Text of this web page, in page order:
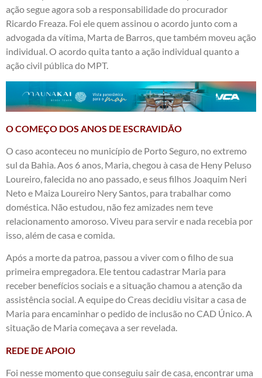
ação segue agora sob a responsabilidade do procurador
Ricardo Freaza. Foi ele quem assinou o acordo junto com a
advogada da vítima, Marta de Barros, que também moveu ação
individual. O acordo quita tanto a ação individual quanto a
ação civil pública do MPT.
O COMEÇO DOS ANOS DE ESCRAVIDÃO
O caso aconteceu no município de Porto Seguro, no extremo
sul da Bahia. Aos 6 anos, Maria, chegou à casa de Heny Peluso
Loureiro, falecida no ano passado, e seus filhos Joaquim Neri
Neto e Maiza Loureiro Nery Santos, para trabalhar como
doméstica. Não estudou, não fez amizades nem teve
relacionamento amoroso. Viveu para servir e nada recebia por
isso, além de casa e comida.
Após a morte da patroa, passou a viver com o filho de sua
primeira empregadora. Ele tentou cadastrar Maria para
receber benefícios sociais e a situação chamou a atenção da
assistência social. A equipe do Creas decidiu visitar a casa de
Maria para encaminhar o pedido de inclusão no CAD Único. A
situação de Maria começava a ser revelada.
REDE DE APOIO
Foi nesse momento que conseguiu sair de casa, encontrar uma